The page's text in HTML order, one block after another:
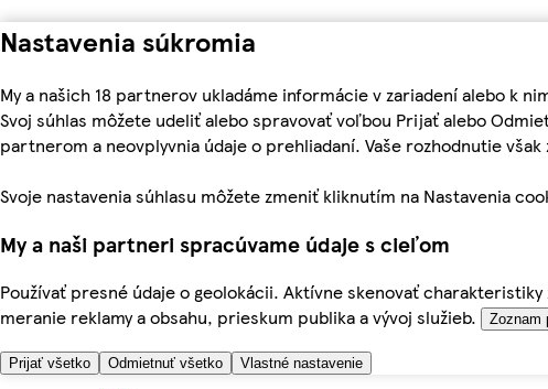
Nastavenia súkromia
My a našich 18 partnerov ukladáme informácie v zariadení alebo k
Svoj súhlas môžete udeliť alebo spravovať voľbou Prijať alebo
partnerom a neovplyvnia údaje o prehliadaní. Vaše rozhodnutie
Svoje nastavenia súhlasu môžete zmeniť kliknutím na Nastavenia
My a naši partneri spracúvame údaje s cieľom
Používať presné údaje o geolokácii. Aktívne skenovať
meranie reklamy a obsahu, prieskum publika a vývoj služieb.
Zoznam
Prijať všetko Odmietnuť všetko Vlastné nastavenie